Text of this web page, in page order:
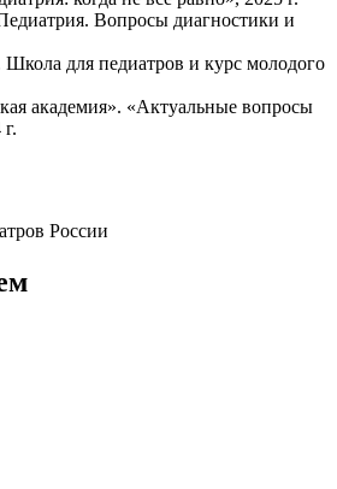
Вопросы диагностики и
Школа для педиатров и курс молодого
академия». «Актуальные вопросы
России